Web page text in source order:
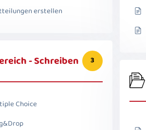
erstellen
- Schreiben 3
Choice